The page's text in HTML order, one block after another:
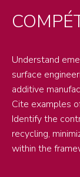
Understand
surface
additive
Cite examples
Identify the
recycling,
within the